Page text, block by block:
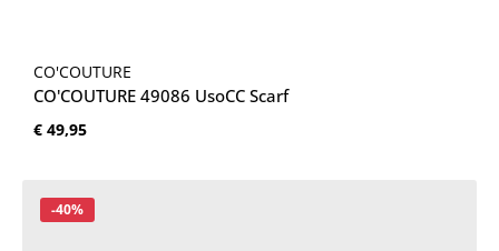
CO'COUTURE
CO'COUTURE 49086 UsoCC Scarf
Normale prijs:
€ 49,95
Korting
-40%